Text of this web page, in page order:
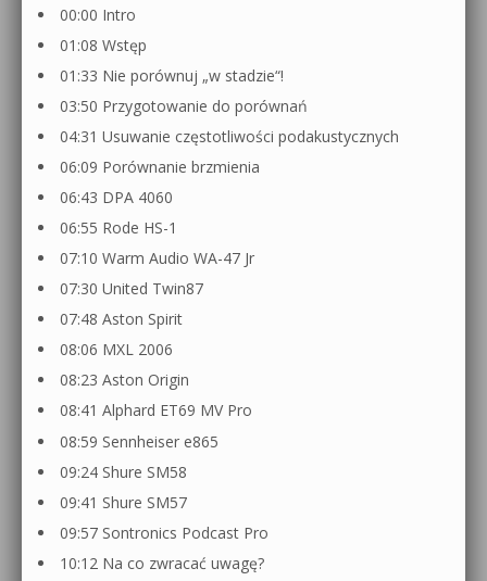
00:00 Intro
01:08 Wstęp
01:33 Nie porównuj „w stadzie“!
03:50 Przygotowanie do porównań
04:31 Usuwanie częstotliwości podakustycznych
06:09 Porównanie brzmienia
06:43 DPA 4060
06:55 Rode HS-1
07:10 Warm Audio WA-47 Jr
07:30 United Twin87
07:48 Aston Spirit
08:06 MXL 2006
08:23 Aston Origin
08:41 Alphard ET69 MV Pro
08:59 Sennheiser e865
09:24 Shure SM58
09:41 Shure SM57
09:57 Sontronics Podcast Pro
10:12 Na co zwracać uwagę?